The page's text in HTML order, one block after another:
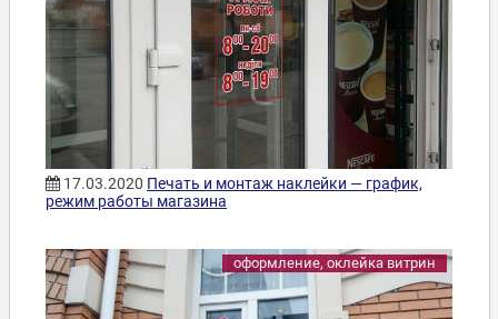
17.03.2020 Печать и монтаж наклейки — график,
режим работы магазина
оформление, оклейка витрин